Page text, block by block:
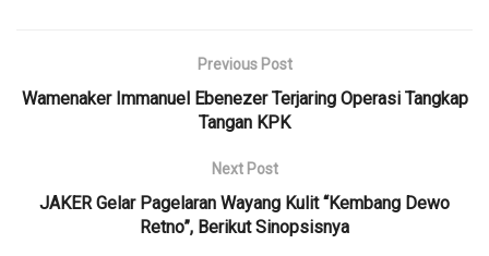
Previous Post
Wamenaker Immanuel Ebenezer Terjaring Operasi Tangkap
Tangan KPK
Next Post
JAKER Gelar Pagelaran Wayang Kulit “Kembang Dewo
Retno”, Berikut Sinopsisnya